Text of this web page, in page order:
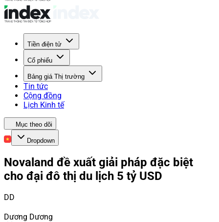
Tiền điện tử
Cổ phiếu
Bảng giá Thị trường
Tin tức
Cộng đồng
Lịch Kinh tế
Mục theo dõi
Dropdown
Novaland đề xuất giải pháp đặc biệt
cho đại đô thị du lịch 5 tỷ USD
DD
Dương Dương